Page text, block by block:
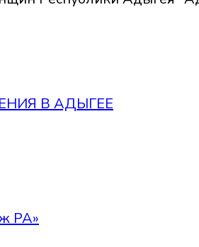
В АДЫГЕЕ
РА»